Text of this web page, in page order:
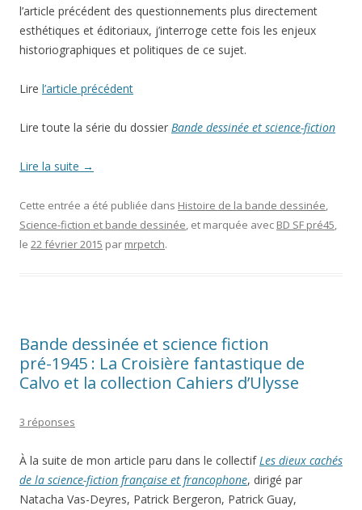
l’article précédent des questionnements plus directement
esthétiques et éditoriaux, j’interroge cette fois les enjeux
historiographiques et politiques de ce sujet.
Lire l’article précédent
Lire toute la série du dossier Bande dessinée et science-fiction
Lire la suite →
Cette entrée a été publiée dans Histoire de la bande dessinée,
Science-fiction et bande dessinée, et marquée avec BD SF pré45,
le 22 février 2015 par mrpetch.
Bande dessinée et science fiction
pré-1945 : La Croisière fantastique de
Calvo et la collection Cahiers d’Ulysse
3 réponses
À la suite de mon article paru dans le collectifLes dieux cachés
de la science-fiction française et francophone, dirigé par
Natacha Vas-Deyres, Patrick Bergeron, Patrick Guay,